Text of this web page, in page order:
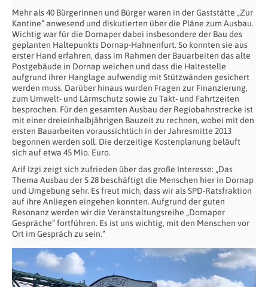
Mehr als 40 Bürgerinnen und Bürger waren in der Gaststätte „Zur
Kantine“ anwesend und diskutierten über die Pläne zum Ausbau.
Wichtig war für die Dornaper dabei insbesondere der Bau des
geplanten Haltepunkts Dornap-Hahnenfurt. So konnten sie aus
erster Hand erfahren, dass im Rahmen der Bauarbeiten das alte
Postgebäude in Dornap weichen und dass die Haltestelle
aufgrund ihrer Hanglage aufwendig mit Stützwänden gesichert
werden muss. Darüber hinaus wurden Fragen zur Finanzierung,
zum Umwelt- und Lärmschutz sowie zu Takt- und Fahrtzeiten
besprochen. Für den gesamten Ausbau der Regiobahnstrecke ist
mit einer dreieinhalbjährigen Bauzeit zu rechnen, wobei mit den
ersten Bauarbeiten voraussichtlich in der Jahresmitte 2013
begonnen werden soll. Die derzeitige Kostenplanung beläuft
sich auf etwa 45 Mio. Euro.
Arif Izgi zeigt sich zufrieden über das große Interesse: „Das
Thema Ausbau der S 28 beschäftigt die Menschen hier in Dornap
und Umgebung sehr. Es freut mich, dass wir als SPD-Ratsfraktion
auf ihre Anliegen eingehen konnten. Aufgrund der guten
Resonanz werden wir die Veranstaltungsreihe „Dornaper
Gespräche“ fortführen. Es ist uns wichtig, mit den Menschen vor
Ort im Gespräch zu sein.“